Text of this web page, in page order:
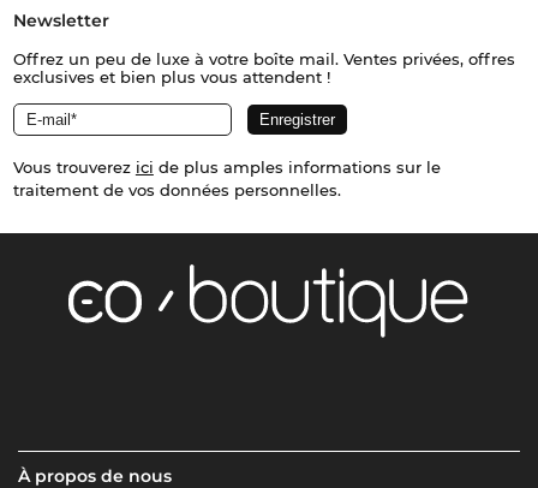
Newsletter
Offrez un peu de luxe à votre boîte mail. Ventes privées, offres
exclusives et bien plus vous attendent !
Vous trouverez ici de plus amples informations sur le
traitement de vos données personnelles.
À propos de nous